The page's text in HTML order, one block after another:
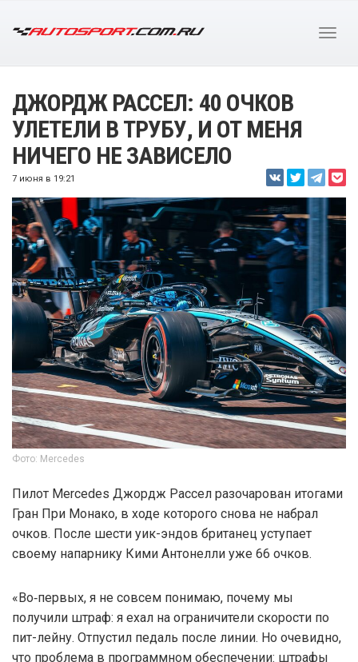
ДЖОРДЖ РАССЕЛ: 40 ОЧКОВ
УЛЕТЕЛИ В ТРУБУ, И ОТ МЕНЯ
НИЧЕГО НЕ ЗАВИСЕЛО
7 июня в 19:21
Фото: Mercedes
Пилот Mercedes Джордж Рассел разочарован итогами
Гран При Монако, в ходе которого снова не набрал
очков. После шести уик-эндов британец уступает
своему напарнику Кими Антонелли уже 66 очков.
«Во‑первых, я не совсем понимаю, почему мы
получили штраф: я ехал на ограничители скорости по
пит-лейну. Отпустил педаль после линии. Но очевидно,
что проблема в программном обеспечении: штрафы